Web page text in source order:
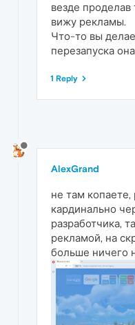
везде
вижу рекламы.
Что-то вы
перезапуска
1 Reply
AlexGrand
не там
кардинально
разработчика,
рекламой, на
больше ничего